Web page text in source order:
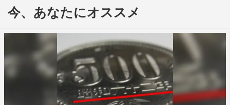
た人物や、第一線で活躍中のスターに有働キャスターがじ
っくりインタビューする特別企画。自身の半生で得た教訓
や理念、将来の目標のほか、これからの世代に伝えたいメ
ッセージなども聞き出していく。
黒柳徹子、王貞治、松井秀喜、川淵三郎に続く第5弾ゲス
トは、俳優生活60周年を迎えた水谷豊。『相棒』シリーズ
をはじめとする数々のドラマ、映画で大活躍してきた水谷
今、あなたにオススメ